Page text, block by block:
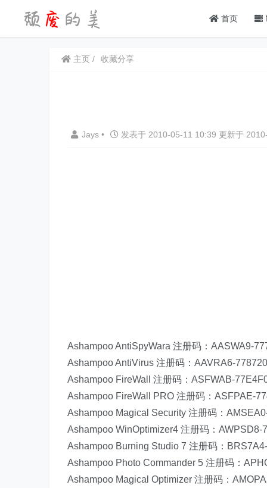
首页
主页 收藏分享
Jays • 发表于 2010-05-11 10:39 更新于
Ashampoo AntiSpyWara 注册码：AASWA9-
Ashampoo AntiVirus 注册码：AAVRA6-
Ashampoo FireWall 注册码：ASFWAB-
Ashampoo FireWall PRO 注册码：ASFPAE-
Ashampoo Magical Security 注册码：
Ashampoo WinOptimizer4 注册码：AWPSD8-
Ashampoo Burning Studio 7 注册码：
Ashampoo Photo Commander 5 注册码：
Ashampoo Magical Optimizer 注册码：